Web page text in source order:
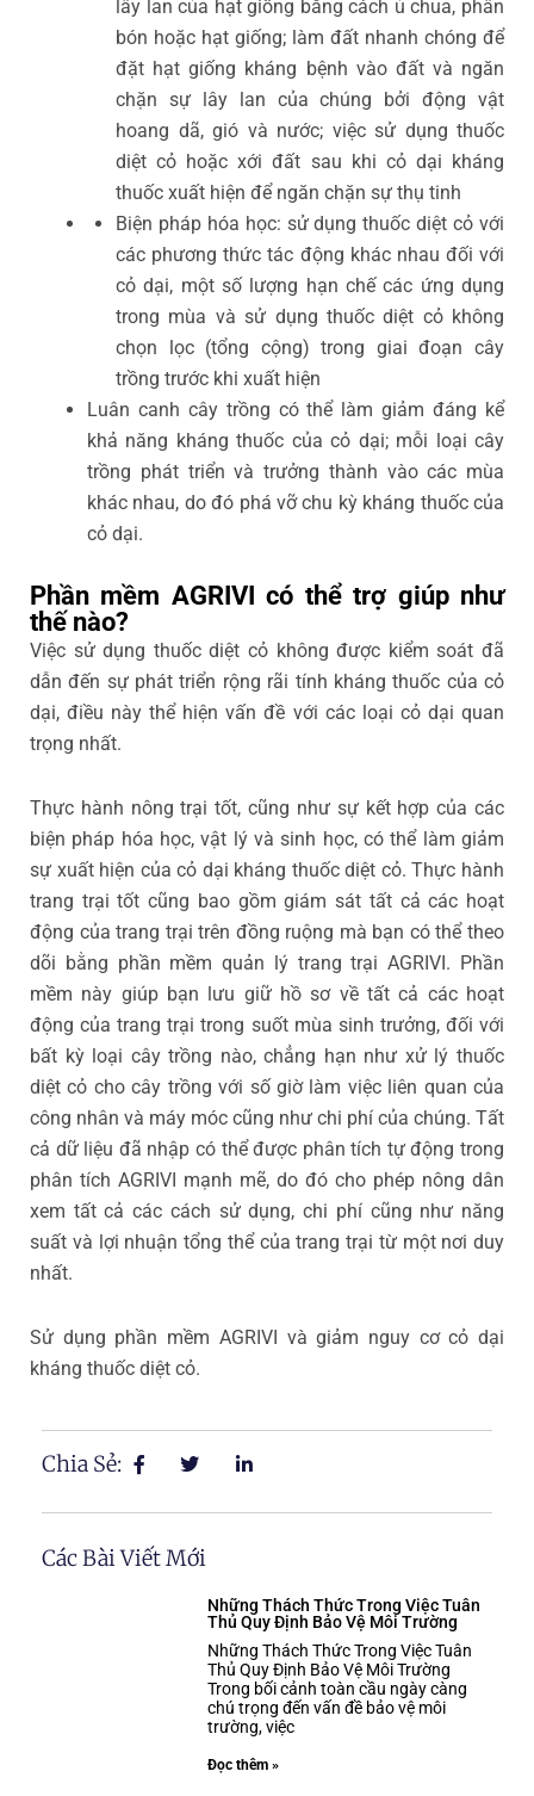
lây lan của hạt giống bằng cách ủ chua, phân
bón hoặc hạt giống; làm đất nhanh chóng để
đặt hạt giống kháng bệnh vào đất và ngăn
chặn sự lây lan của chúng bởi động vật
hoang dã, gió và nước; việc sử dụng thuốc
diệt cỏ hoặc xới đất sau khi cỏ dại kháng
thuốc xuất hiện để ngăn chặn sự thụ tinh
Biện pháp hóa học: sử dụng thuốc diệt cỏ với
các phương thức tác động khác nhau đối với
cỏ dại, một số lượng hạn chế các ứng dụng
trong mùa và sử dụng thuốc diệt cỏ không
chọn lọc (tổng cộng) trong giai đoạn cây
trồng trước khi xuất hiện
Luân canh cây trồng có thể làm giảm đáng kể
khả năng kháng thuốc của cỏ dại; mỗi loại cây
trồng phát triển và trưởng thành vào các mùa
khác nhau, do đó phá vỡ chu kỳ kháng thuốc của
cỏ dại.
Phần mềm AGRIVI có thể trợ giúp như
thế nào?
Việc sử dụng thuốc diệt cỏ không được kiểm soát đã
dẫn đến sự phát triển rộng rãi tính kháng thuốc của cỏ
dại, điều này thể hiện vấn đề với các loại cỏ dại quan
trọng nhất.
Thực hành nông trại tốt, cũng như sự kết hợp của các
biện pháp hóa học, vật lý và sinh học, có thể làm giảm
sự xuất hiện của cỏ dại kháng thuốc diệt cỏ. Thực hành
trang trại tốt cũng bao gồm giám sát tất cả các hoạt
động của trang trại trên đồng ruộng mà bạn có thể theo
dõi bằng phần mềm quản lý trang trại AGRIVI. Phần
mềm này giúp bạn lưu giữ hồ sơ về tất cả các hoạt
động của trang trại trong suốt mùa sinh trưởng, đối với
bất kỳ loại cây trồng nào, chẳng hạn như xử lý thuốc
diệt cỏ cho cây trồng với số giờ làm việc liên quan của
công nhân và máy móc cũng như chi phí của chúng. Tất
cả dữ liệu đã nhập có thể được phân tích tự động trong
phân tích AGRIVI mạnh mẽ, do đó cho phép nông dân
xem tất cả các cách sử dụng, chi phí cũng như năng
suất và lợi nhuận tổng thể của trang trại từ một nơi duy
nhất.
Sử dụng phần mềm AGRIVI và giảm nguy cơ cỏ dại
kháng thuốc diệt cỏ.
Chia Sẻ:
Các Bài Viết Mới
Những Thách Thức Trong Việc Tuân
Thủ Quy Định Bảo Vệ Môi Trường
Những Thách Thức Trong Việc Tuân
Thủ Quy Định Bảo Vệ Môi Trường
Trong bối cảnh toàn cầu ngày càng
chú trọng đến vấn đề bảo vệ môi
trường, việc
Đọc thêm »